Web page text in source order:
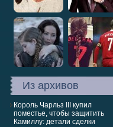
Из архивов
Король Чарльз III купил
поместье, чтобы защитить
Камиллу: детали сделки